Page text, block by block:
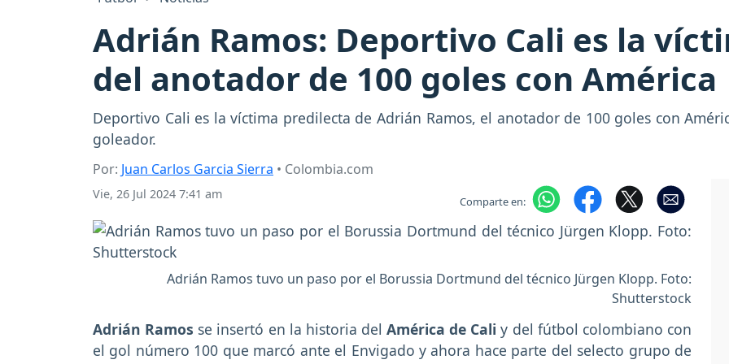
Adrián Ramos: Deportivo Cali es la
del anotador de 100 goles con América
Deportivo Cali es la víctima predilecta de Adrián Ramos, el anotador de 100 goles con
goleador.
Por: Juan Carlos Garcia Sierra • Colombia.com
Vie, 26 Jul 2024 7:41 am Comparte en:
Adrián Ramos tuvo un paso por el Borussia Dortmund del técnico Jürgen Klopp. Foto:
Shutterstock
Adrián Ramos se insertó en la historia delAmérica de Caliy del fútbol colombiano con
el gol número 100 que marcó ante el Envigado y ahora hace parte del selecto grupo de